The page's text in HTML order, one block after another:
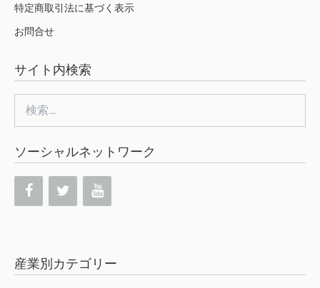
特定商取引法に基づく表示
お問合せ
サイト内検索
索:
ソーシャルネットワーク
産業別カテゴリー